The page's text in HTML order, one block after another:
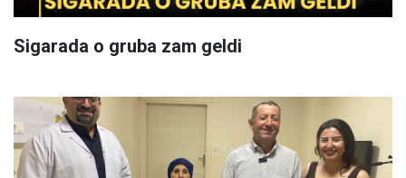
Sigarada o gruba zam geldi